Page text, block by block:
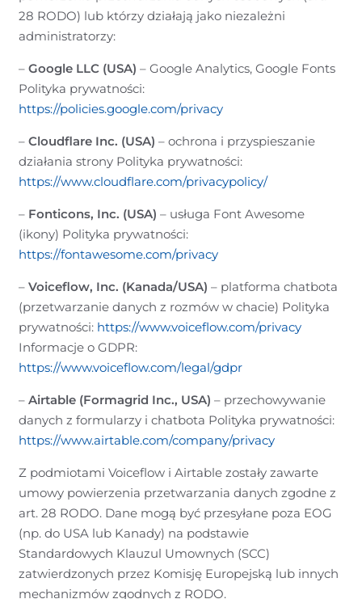
28 RODO) lub którzy działają jako niezależni
administratorzy:
– Google LLC (USA) – Google Analytics, Google Fonts
Polityka prywatności:
https://policies.google.com/privacy
– Cloudflare Inc. (USA) – ochrona i przyspieszanie
działania strony Polityka prywatności:
https://www.cloudflare.com/privacypolicy/
– Fonticons, Inc. (USA) – usługa Font Awesome
(ikony) Polityka prywatności:
https://fontawesome.com/privacy
– Voiceflow, Inc. (Kanada/USA) – platforma chatbota
(przetwarzanie danych z rozmów w chacie) Polityka
prywatności: https://www.voiceflow.com/privacy
Informacje o GDPR:
https://www.voiceflow.com/legal/gdpr
– Airtable (Formagrid Inc., USA) – przechowywanie
danych z formularzy i chatbota Polityka prywatności:
https://www.airtable.com/company/privacy
Z podmiotami Voiceflow i Airtable zostały zawarte
umowy powierzenia przetwarzania danych zgodne z
art. 28 RODO. Dane mogą być przesyłane poza EOG
(np. do USA lub Kanady) na podstawie
Standardowych Klauzul Umownych (SCC)
zatwierdzonych przez Komisję Europejską lub innych
mechanizmów zgodnych z RODO.